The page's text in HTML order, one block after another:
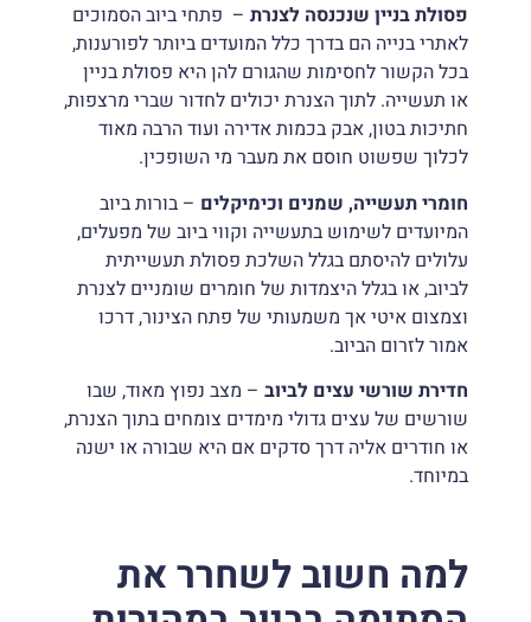
פסולת בניין שנכנסה לצנרת– פתחי ביוב הסמוכים
לאתרי בנייה הם בדרך כלל המועדים ביותר לפורענות,
בכל הקשור לחסימות שהגורם להן היא פסולת בניין
או תעשייה. לתוך הצנרת יכולים לחדור שברי מרצפות,
חתיכות בטון, אבק בכמות אדירה ועוד הרבה מאוד
לכלוך שפשוט חוסם את מעבר מי השופכין.
חומרי תעשייה, שמנים וכימיקלים – בורות ביוב
המיועדים לשימוש בתעשייה וקווי ביוב של מפעלים,
עלולים להיסתם בגלל השלכת פסולת תעשייתית
לביוב, או בגלל היצמדות של חומרים שומניים לצנרת
וצמצום איטי אך משמעותי של פתח הצינור, דרכו
אמור לזרום הביוב.
חדירת שורשי עצים לביוב– מצב נפוץ מאוד, שבו
שורשים של עצים גדולי מימדים צומחים בתוך הצנרת,
או חודרים אליה דרך סדקים אם היא שבורה או ישנה
במיוחד.
למה חשוב לשחרר את